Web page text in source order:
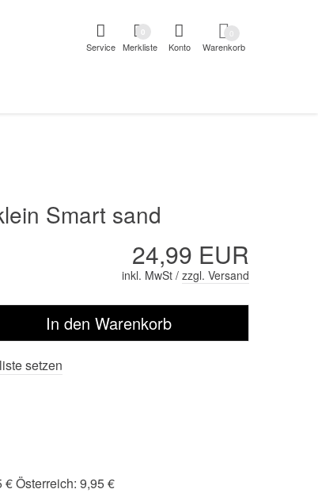
Service Merkliste
0
Konto Warenkorb
Smart sand
24,99 EUR
inkl. MwSt / zzgl. Versand
setzen
Österreich: 9,95 €